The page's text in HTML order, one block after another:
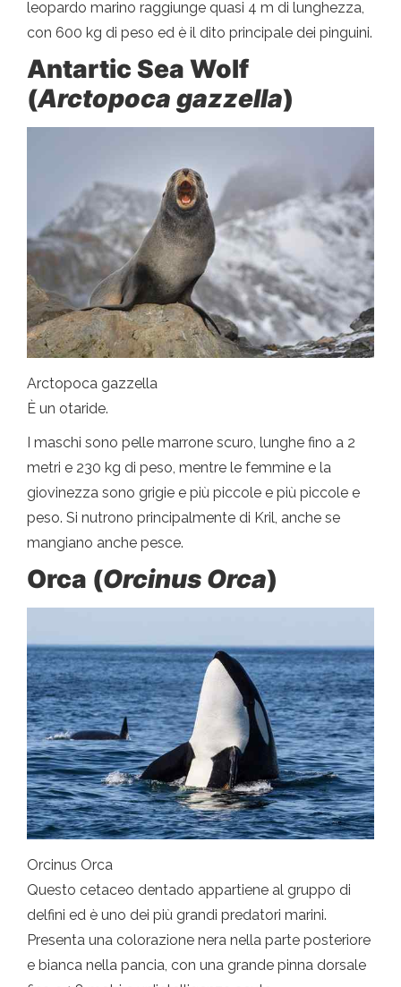
leopardo marino raggiunge quasi 4 m di lunghezza,
con 600 kg di peso ed è il dito principale dei pinguini.
Antartic Sea Wolf
(Arctopoca gazzella)
Arctopoca gazzella
È un otaride.
I maschi sono pelle marrone scuro, lunghe fino a 2
metri e 230 kg di peso, mentre le femmine e la
giovinezza sono grigie e più piccole e più piccole e
peso. Si nutrono principalmente di Kril, anche se
mangiano anche pesce.
Orca (Orcinus Orca)
Orcinus Orca
Questo cetaceo dentado appartiene al gruppo di
delfini ed è uno dei più grandi predatori marini.
Presenta una colorazione nera nella parte posteriore
e bianca nella pancia, con una grande pinna dorsale